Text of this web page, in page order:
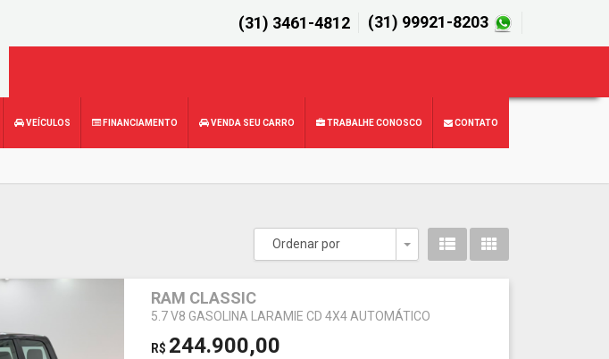
(31) 3461-4812 (31) 99921-8203
VEÍCULOS FINANCIAMENTO VENDA SEU CARRO TRABALHE CONOSCO CONTATO
Ordenar por
Toggle Dropdown
RAM CLASSIC
5.7 V8 GASOLINA LARAMIE CD 4X4 AUTOMÁTICO
R$ 244.900,00